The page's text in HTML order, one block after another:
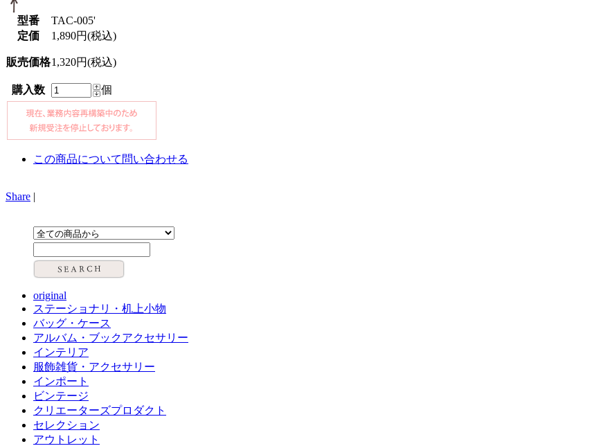
型番
TAC-005'
定価
1,890円(税込)
販売価格1,320円(税込)
購入数 個
この商品について問い合わせる
Share |
original
ステーショナリ・机上小物
バッグ・ケース
アルバム・ブックアクセサリー
インテリア
服飾雑貨・アクセサリー
インポート
ビンテージ
クリエーターズプロダクト
セレクション
アウトレット